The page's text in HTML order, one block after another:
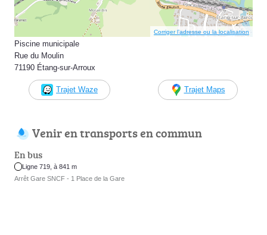
Corriger l’adresse ou la localisation
Piscine municipale
Rue du Moulin
71190 Étang-sur-Arroux
Trajet Waze Trajet Maps
Venir en transports en commun
En bus
Ligne 719, à 841 m
Arrêt Gare SNCF - 1 Place de la Gare